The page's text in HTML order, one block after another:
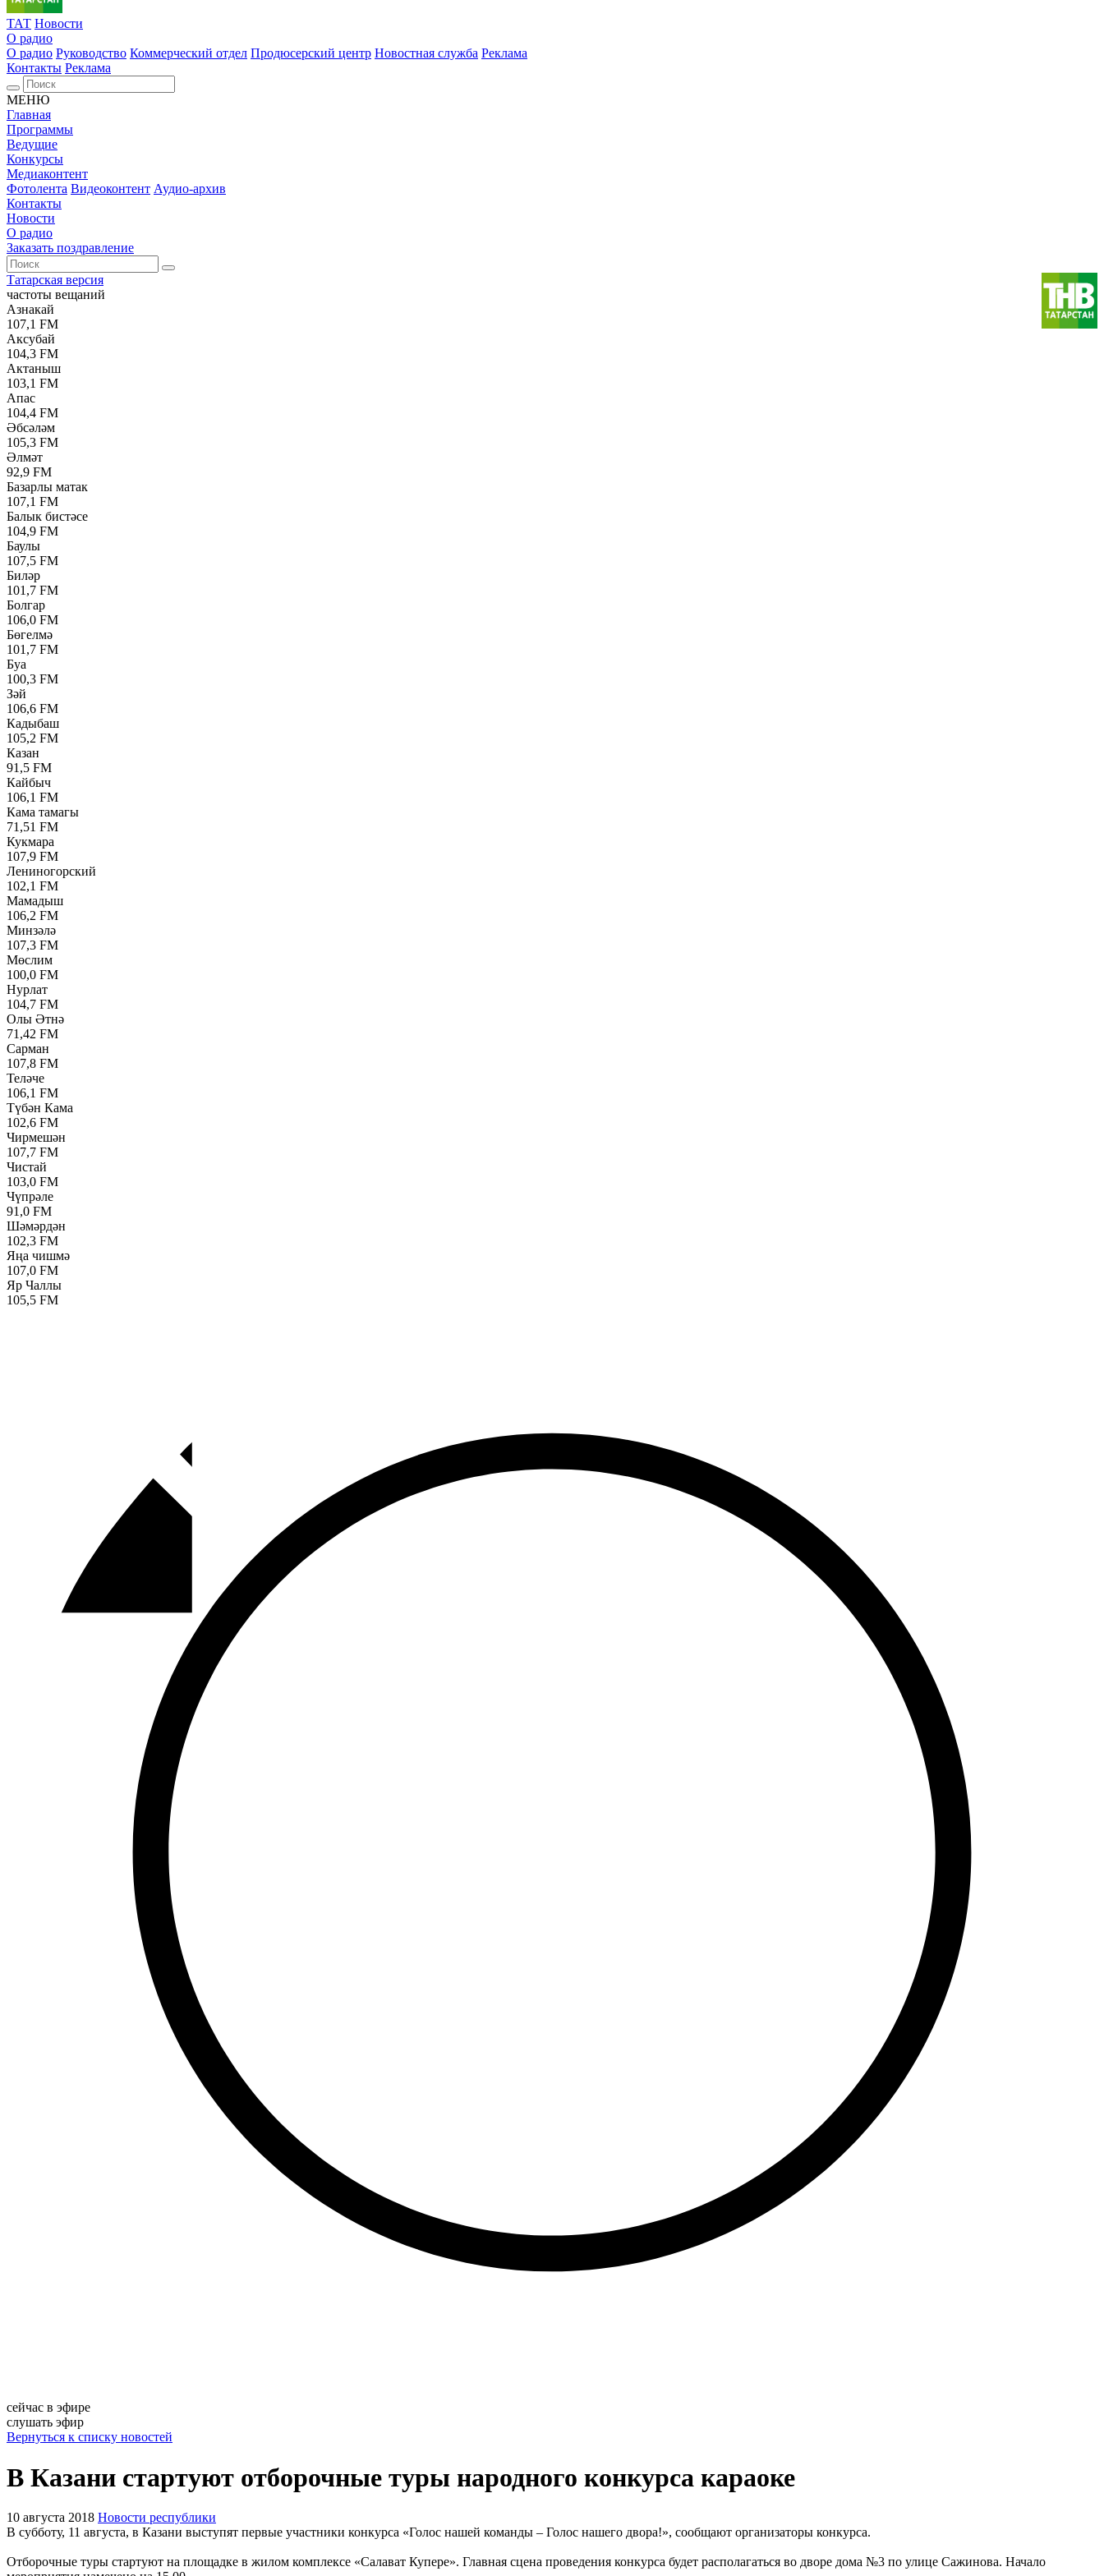
ТАТ Новости
О радио
О радио Руководство Коммерческий отдел Продюсерский центр Новостная служба Реклама
Контакты Реклама
МЕНЮ
Главная
Программы
Ведущие
Конкурсы
Медиаконтент
Фотолента Видеоконтент Аудио-архив
Контакты
Новости
О радио
Заказать поздравление
Татарская версия
частоты вещаний
Азнакай
107,1 FM
Аксубай
104,3 FM
Актаныш
103,1 FM
Апас
104,4 FM
Әбсәләм
105,3 FM
Әлмәт
92,9 FM
Базарлы матак
107,1 FM
Балык бистәсе
104,9 FM
Баулы
107,5 FM
Биләр
101,7 FM
Болгар
106,0 FM
Бөгелмә
101,7 FM
Буа
100,3 FM
Зәй
106,6 FM
Кадыбаш
105,2 FM
Казан
91,5 FM
Кайбыч
106,1 FM
Кама тамагы
71,51 FM
Кукмара
107,9 FM
Лениногорский
102,1 FM
Мамадыш
106,2 FM
Минзәлә
107,3 FM
Мөслим
100,0 FM
Нурлат
104,7 FM
Олы Әтнә
71,42 FM
Сарман
107,8 FM
Теләче
106,1 FM
Түбән Кама
102,6 FM
Чирмешән
107,7 FM
Чистай
103,0 FM
Чүпрәле
91,0 FM
Шәмәрдән
102,3 FM
Яңа чишмә
107,0 FM
Яр Чаллы
105,5 FM
сейчас в эфире
слушать эфир
Вернуться к списку новостей
В Казани стартуют отборочные туры народного конкурса караоке
10 августа 2018 Новости республики
В субботу, 11 августа, в Казани выступят первые участники конкурса «Голос нашей команды – Голос нашего двора!», сообщают организаторы конкурса.
Отборочные туры стартуют на площадке в жилом комплексе «Салават Купере». Главная сцена проведения конкурса будет располагаться во дворе дома №3 по улице Сажинова. Начало